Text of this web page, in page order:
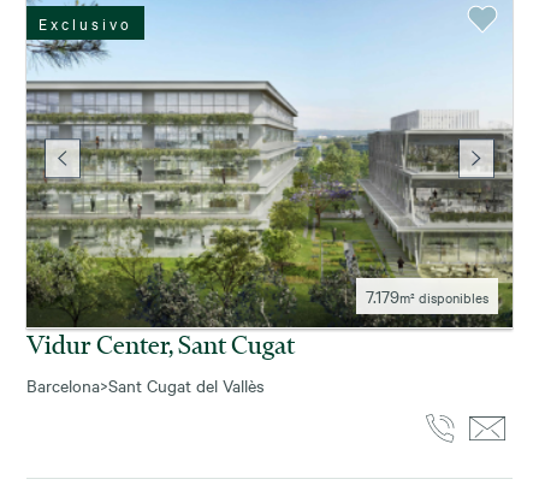
7.179m² disponibles
Exclusivo
Vidur Center, Sant Cugat
Barcelona>Sant Cugat del Vallès